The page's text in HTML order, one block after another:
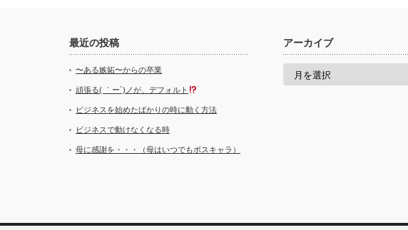
最近の投稿
〜ある嫉妬〜からの卒業
頑張る( ｀ー´)ノが、デフォルト
ビジネスを始めたばかりの時に動く方法
ビジネスで動けなくなる時
母に感謝を・・・（母はいつでもボスキャラ）
アーカイブ
ア